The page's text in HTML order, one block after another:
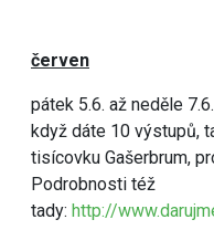
červen
pátek 5.6. až neděle
když dáte 10 výstupů,
tisícovku Gašerbrum,
Podrobnosti též
tady: http://